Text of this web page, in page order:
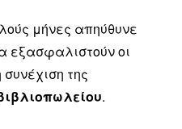
μήνες απηύθυνε
εξασφαλιστούν οι
της
.